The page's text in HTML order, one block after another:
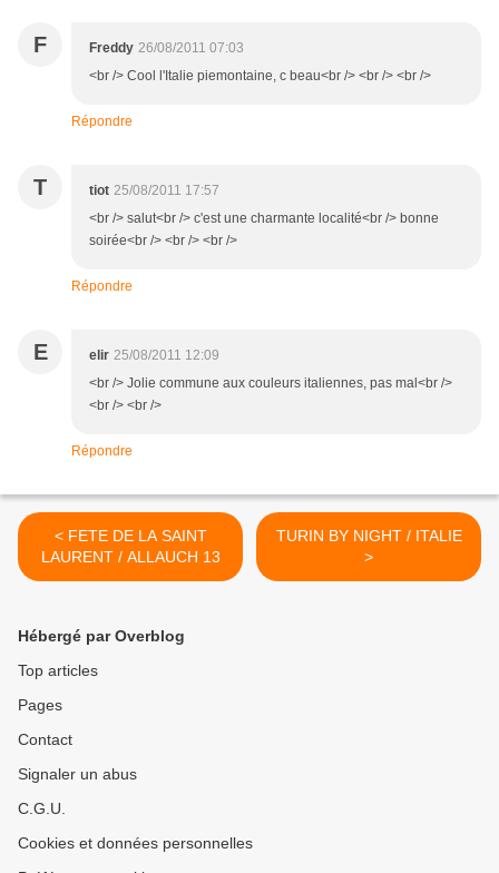
F Freddy 26/08/2011 07:03
<br /> Cool l'Italie piemontaine, c beau<br /> <br /> <br />
Répondre
T tiot 25/08/2011 17:57
<br /> salut<br /> c'est une charmante localité<br /> bonne
soirée<br /> <br /> <br />
Répondre
E elir 25/08/2011 12:09
<br /> Jolie commune aux couleurs italiennes, pas mal<br />
<br /> <br />
Répondre
< FETE DE LA SAINT
LAURENT / ALLAUCH 13
TURIN BY NIGHT / ITALIE
>
Hébergé par Overblog
Top articles
Pages
Contact
Signaler un abus
C.G.U.
Cookies et données personnelles